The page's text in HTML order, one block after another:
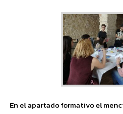
En el apartado formativo el